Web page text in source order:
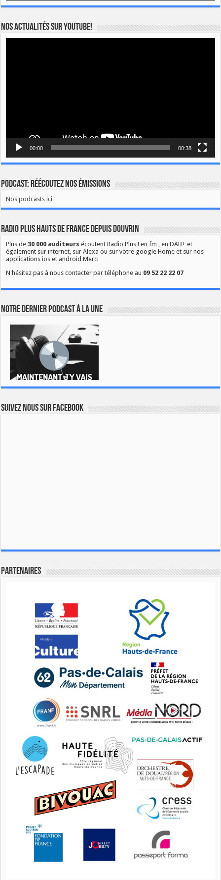
Nos actualités sur YOUTUBE!
00:00 00:38
Podcast: Réécoutez nos émissions
Nos podcasts ici
Radio Plus Hauts de France depuis Douvrin
Plus de30 000 auditeurs écoutent Radio Plus ! en fm , en DAB+ et
également sur internet, sur Alexa ou sur votre google Home et sur nos
applications ios et android Merci
N'hésitez pas à nous contacter par téléphone au 09 52 22 22 07
Notre dernier podcast à la une
Suivez nous sur Facebook
Partenaires